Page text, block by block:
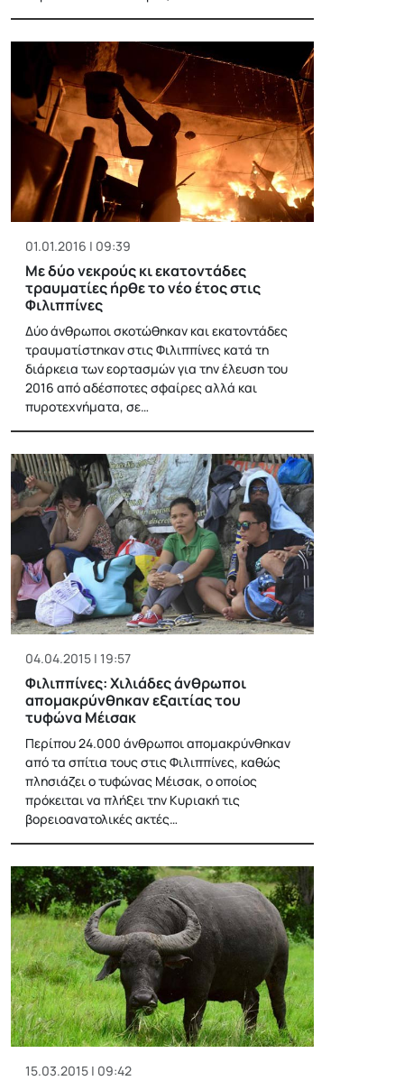
01.01.2016 | 09:39
Με δύο νεκρούς κι εκατοντάδες
τραυματίες ήρθε το νέο έτος στις
Φιλιππίνες
Δύο άνθρωποι σκοτώθηκαν και εκατοντάδες
τραυματίστηκαν στις Φιλιππίνες κατά τη
διάρκεια των εορτασμών για την έλευση του
2016 από αδέσποτες σφαίρες αλλά και
πυροτεχνήματα, σε…
04.04.2015 | 19:57
Φιλιππίνες: Χιλιάδες άνθρωποι
απομακρύνθηκαν εξαιτίας του
τυφώνα Μέισακ
Περίπου 24.000 άνθρωποι απομακρύνθηκαν
από τα σπίτια τους στις Φιλιππίνες, καθώς
πλησιάζει ο τυφώνας Μέισακ, ο οποίος
πρόκειται να πλήξει την Κυριακή τις
βορειοανατολικές ακτές…
15.03.2015 | 09:42